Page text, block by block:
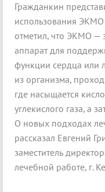
Гражданкин
использования ЭКМО
отметил, что ЭКМО —
аппарат для
функции сердца или
из организма,
где насыщается
углекислого газа, а
О новых подходах
рассказал Евгений
заместитель
лечебной работе, г.